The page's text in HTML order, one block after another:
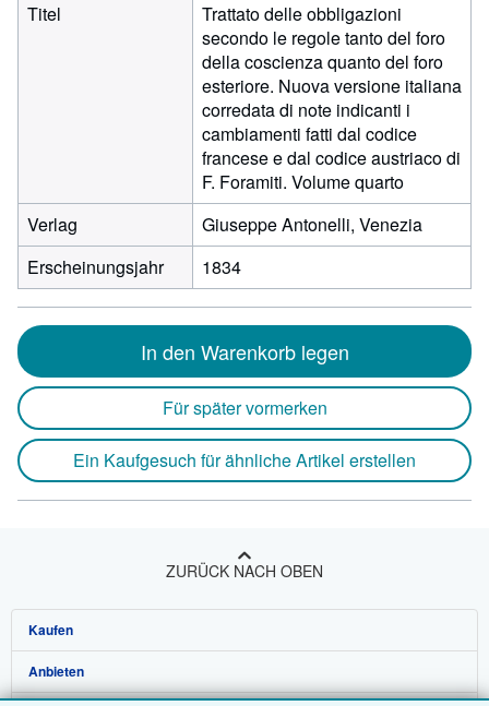
Titel
Trattato delle obbligazioni
secondo le regole tanto del foro
della coscienza quanto del foro
esteriore. Nuova versione italiana
corredata di note indicanti i
cambiamenti fatti dal codice
francese e dal codice austriaco di
F. Foramiti. Volume quarto
Verlag
Giuseppe Antonelli, Venezia
Erscheinungsjahr
1834
In den Warenkorb legen
Für später vormerken
Ein Kaufgesuch für ähnliche Artikel erstellen
ZURÜCK NACH OBEN
Kaufen
Detailsuche
Anbieten